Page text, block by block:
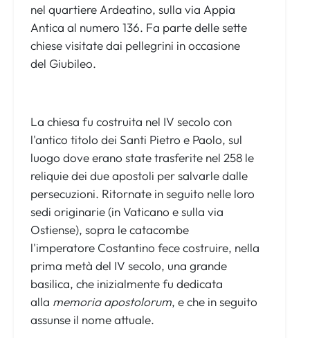
nel quartiere Ardeatino, sulla via Appia
Antica al numero 136. Fa parte delle sette
chiese visitate dai pellegrini in occasione
del Giubileo.
La chiesa fu costruita nel IV secolo con
l'antico titolo dei Santi Pietro e Paolo, sul
luogo dove erano state trasferite nel 258 le
reliquie dei due apostoli per salvarle dalle
persecuzioni. Ritornate in seguito nelle loro
sedi originarie (in Vaticano e sulla via
Ostiense), sopra le catacombe
l'imperatore Costantino fece costruire, nella
prima metà del IV secolo, una grande
basilica, che inizialmente fu dedicata
alla memoria apostolorum, e che in seguito
assunse il nome attuale.